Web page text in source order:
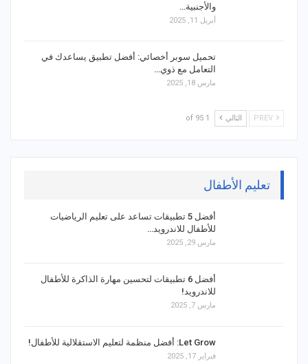
والأجنبية…
أبريل 11, 2025
تحميل سوبر أخصائي: أفضل تطبيق يساعدك في
التعامل مع ذوي…
مارس 18, 2025
التالي 1 of 95
تعليم الأطفال
أفضل 5 تطبيقات تساعد على تعليم الرياضيات
للأطفال للاندرويد…
مارس 29, 2025
أفضل 6 تطبيقات لتحسين مهارة الذاكرة للأطفال
للاندرويد!
مارس 7, 2025
Let Grow: أفضل منظمة لتعليم الاستقلالية للأطفال!
فبراير 17, 2025